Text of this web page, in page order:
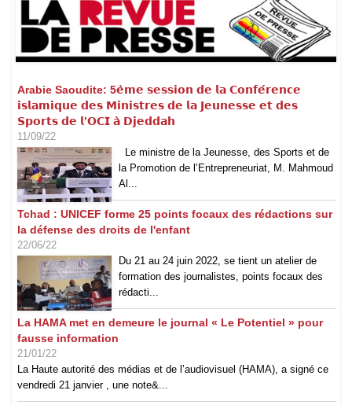
Arabie Saoudite: 5𝗲̀𝗺𝗲 𝘀𝗲𝘀𝘀𝗶𝗼𝗻 𝗱𝗲 𝗹𝗮 𝗖𝗼𝗻𝗳𝗲́𝗿𝗲𝗻𝗰𝗲
𝗶𝘀𝗹𝗮𝗺𝗶𝗾𝘂𝗲 𝗱𝗲𝘀 𝗠𝗶𝗻𝗶𝘀𝘁𝗿𝗲𝘀 𝗱𝗲 𝗹𝗮 𝗝𝗲𝘂𝗻𝗲𝘀𝘀𝗲 𝗲𝘁 𝗱𝗲𝘀
𝗦𝗽𝗼𝗿𝘁𝘀 𝗱𝗲 𝗹’𝗢𝗖𝗜 𝗮̀ 𝗗𝗷𝗲𝗱𝗱𝗮𝗵
11/09/22
Le ministre de la Jeunesse, des Sports et de
la Promotion de l’Entrepreneuriat, M. Mahmoud
Al...
Tchad : UNICEF forme 25 points focaux des rédactions sur
la défense des droits de l'enfant
22/06/22
Du 21 au 24 juin 2022, se tient un atelier de
formation des journalistes, points focaux des
rédacti...
La HAMA met en demeure le journal « Le Potentiel » pour
fausse information
21/01/22
La Haute autorité des médias et de l’audiovisuel (HAMA), a signé ce
vendredi 21 janvier , une note&...